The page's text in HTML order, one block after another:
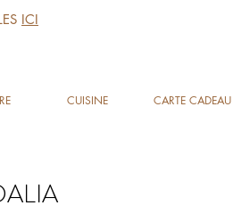
ICI
CUISINE CARTE CADEAU